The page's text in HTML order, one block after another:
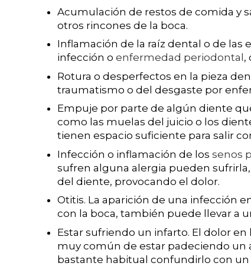
Acumulación de restos de comida y
otros rincones de la boca.
Inflamación de la raíz dental o de las
infección o enfermedad periodontal ,
Rotura o desperfectos en la pieza
traumatismo o del desgaste por
Empuje por parte de algún diente
como las muelas del juicio o los
tienen espacio suficiente para salir
Infección o inflamación de los senos
sufren alguna alergia pueden
del diente, provocando el dolor.
Otitis. La aparición de una infección
con la boca, también puede llevar a
Estar sufriendo un infarto. El dolor
muy común de estar padeciendo un
bastante habitual confundirlo con